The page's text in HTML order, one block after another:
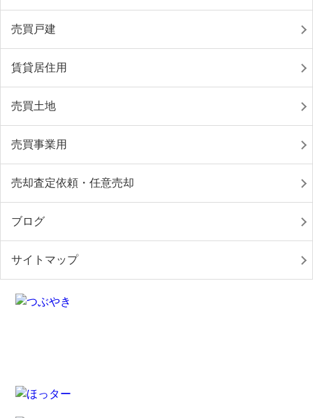
売買戸建
賃貸居住用
売買土地
売買事業用
売却査定依頼・任意売却
ブログ
サイトマップ